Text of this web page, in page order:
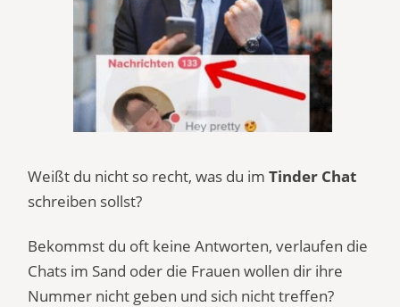
Weißt du nicht so recht, was du im Tinder Chat
schreiben sollst?
Bekommst du oft keine Antworten, verlaufen die
Chats im Sand oder die Frauen wollen dir ihre
Nummer nicht geben und sich nicht treffen?